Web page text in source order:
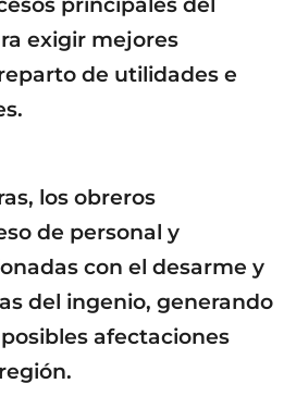
principales del
exigir mejores
de utilidades e
los obreros
de personal y
con el desarme y
del ingenio, generando
afectaciones